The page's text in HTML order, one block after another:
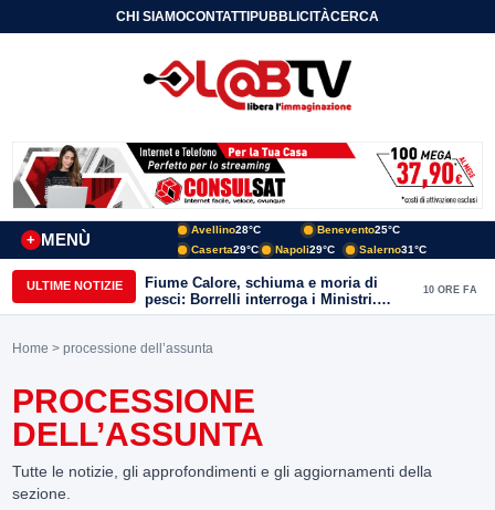
CHI SIAMOCONTATTIPUBBLICITÀCERCA
MENÙ
+
Avellino28°C Benevento25°C
Caserta29°C Napoli29°C Salerno31°C
ULTIME NOTIZIE
Fiume Calore, schiuma e moria di
pesci: Borrelli interroga i Ministri.
“Benevento paga l’assenza del
10 ORE FA
Home > processione dell’assunta
PROCESSIONE
DELL’ASSUNTA
Tutte le notizie, gli approfondimenti e gli aggiornamenti della
sezione.